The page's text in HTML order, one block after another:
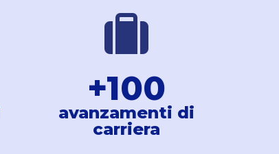
+100
avanzamenti di
carriera